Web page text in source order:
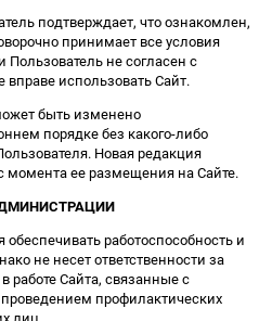
подтверждает, что ознакомлен,
принимает все условия
не согласен с
использовать Сайт.
быть изменено
порядке без какого-либо
Новая редакция
момента ее размещения на Сайте.
работоспособность и
не несет ответственности за
работе Сайта, связанные с
профилактических